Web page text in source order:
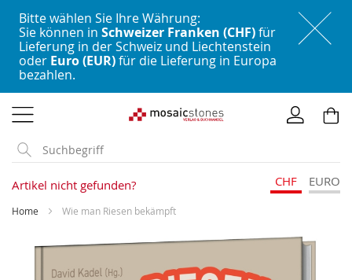
Bitte wählen Sie Ihre Währung:
Sie können in Schweizer Franken (CHF)für
Lieferung in der Schweiz und Liechtenstein
oder Euro (EUR)für die Lieferung in Europa
bezahlen.
zum
Inhalt
Artikel nicht gefunden? CHF EURO
Home Wie man Riesen bekämpft